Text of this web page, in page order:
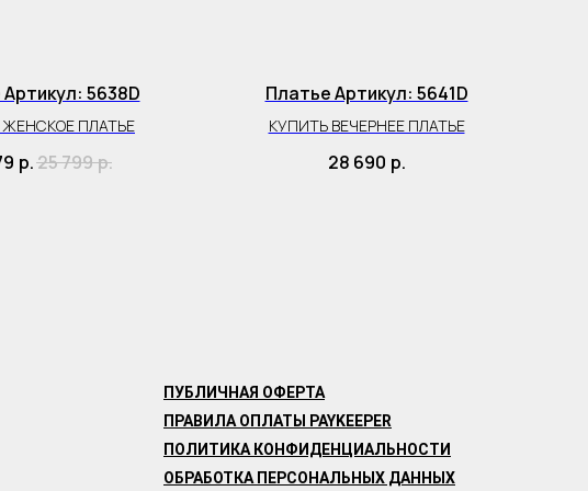
5638D
ПЛАТЬЕ
р.25 799р.
Платье Артикул: 5641D
КУПИТЬ ВЕЧЕРНЕЕ ПЛАТЬЕ
28 690 р.
ПУБЛИЧНАЯ ОФЕРТА
ПРАВИЛА ОПЛАТЫ PAYKEEPER
ПОЛИТИКА КОНФИДЕНЦИАЛЬНОСТИ
ОБРАБОТКА ПЕРСОНАЛЬНЫХ ДАННЫХ